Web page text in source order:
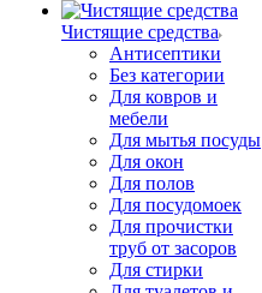
Чистящие средства
Антисептики
Без категории
Для ковров и
мебели
Для мытья посуды
Для окон
Для полов
Для посудомоек
Для прочистки
труб от засоров
Для стирки